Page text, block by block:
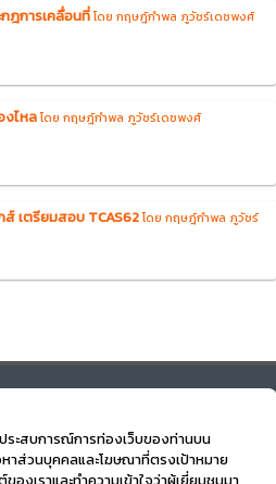
ฎการเคลื่อนที่โดย กฤษฎ์กำพล ภูวัชร์เดชพงศ์
งไหลโดย กฤษฎ์กำพล ภูวัชร์เดชพงศ์
เตรียมสอบ TCAS62โดย กฤษฎ์กำพล ภูวัชร์
ระสบการณ์การท่องเว็บของท่านบน
าส่วนบุคคลและโฆษณาที่ตรงเป้าหมาย
v.3.0 Designed by Beyond